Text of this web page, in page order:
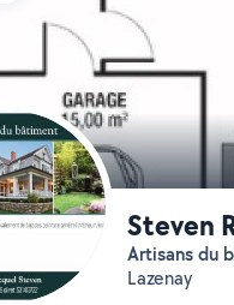
Steven
Artisans du
Lazenay